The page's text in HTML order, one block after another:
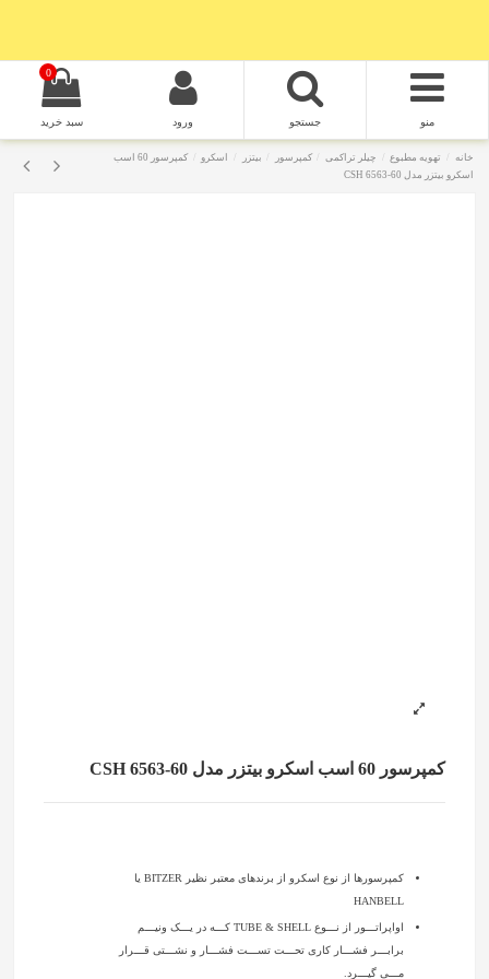
منو جستجو ورود
0
سبد خرید
خانه تهویه مطبوع چیلر تراکمی کمپرسور بیتزر اسکرو
کمپرسور 60 اسب
اسکرو بیتزر مدل CSH 6563-60
کمپرسور 60 اسب اسکرو بیتزر مدل CSH 6563-60
کمپرسورها از نوع اسکرو از برندهای معتبر نظیر BITZER یا
HANBELL
اواپراتـــور از نـــوع TUBE & SHELL کـــه در یـــک ونیـــم
برابـــر فشـــار کاری تحـــت تســـت فشـــار و نشـــتی قـــرار
مـــی گیـــرد.